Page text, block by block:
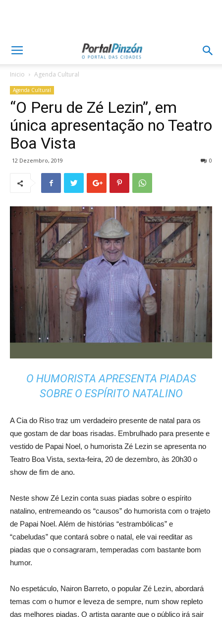
Inicio Agenda Cultural
Agenda Cultural
“O Peru de Zé Lezin”, em
única apresentação no Teatro
Boa Vista
12 Dezembro, 2019 0
O HUMORISTA APRESENTA PIADAS
SOBRE O ESPÍRITO NATALINO
A Cia do Riso traz um verdadeiro presente de natal para os
que gostam de dar boas risadas. Embrulhado para presente e
vestido de Papai Noel, o humorista Zé Lezin se apresenta no
Teatro Boa Vista, sexta-feira, 20 de dezembro, às 20h30 o
show de fim de ano.
Neste show Zé Lezin conta suas piadas sobre o espírito
natalino, entremeando os “causos” do humorista com o trajeto
de Papai Noel. Além de histórias “estrambólicas” e
“cabeludas” que contará sobre o natal, ele vai reeditar as
piadas que o consagraram, temperadas com bastante bom
humor.
No espetáculo, Nairon Barreto, o popular Zé Lezin, abordará
temas com o humor e leveza de sempre, num show repleto
das melhores piadas. O artista garante que o público irá sair